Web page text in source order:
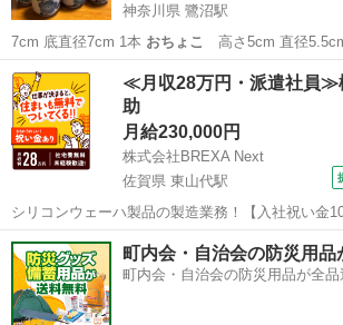
神奈川県 鷺沼駅
7cm 底直径7cm 1本 おちょこ
神奈川 川崎市 鷺沼駅 食器
≪月収28万円・派遣社員≫
助
月給230,000円
株式会社BREXA Next
佐賀県 東山代駅
シリコンウェーハ製品の製造業務！【入社祝い金
やカップルとの応募OK◎年間休日129日＆休出な
実♪業務はクリーンルームで快適作業◎自社正社
300円～の格安食堂あり！《佐...
佐賀 伊万里市 東山代駅 その他
町内会・自治会の防災用品
町内会・自治会の防災用品が全品